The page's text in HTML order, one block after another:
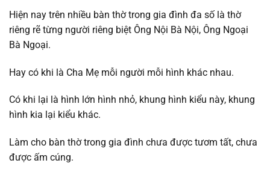
Hiện nay trên nhiều bàn thờ trong gia đình đa số là thờ
riêng rẽ từng người riêng biệt Ông Nội Bà Nội, Ông Ngoại
Bà Ngoại.
Hay có khi là Cha Mẹ mỗi người mỗi hình khác nhau.
Có khi lại là hình lớn hình nhỏ, khung hình kiểu này, khung
hình kia lại kiểu khác.
Làm cho bàn thờ trong gia đình chưa được tươm tất, chưa
được ấm cúng.